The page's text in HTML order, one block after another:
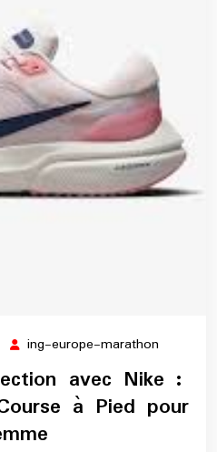
22
décembre
2024
ing-europe-marathon
marathon
avec Nike :
à Pied pour